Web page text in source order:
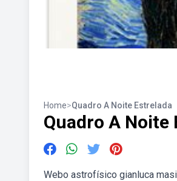
Home>Quadro A Noite Estrelada
Quadro A Noite
Webo astrofísico gianluca